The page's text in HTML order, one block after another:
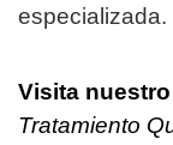
especializada.
Visita
Tratamiento